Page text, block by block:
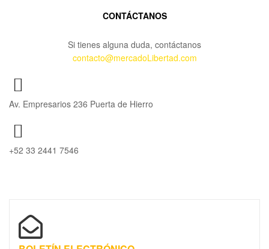
CONTÁCTANOS
Si tienes alguna duda, contáctanos
contacto@mercadoLibertad.com
Av. Empresarios 236 Puerta de Hierro
+52 33 2441 7546